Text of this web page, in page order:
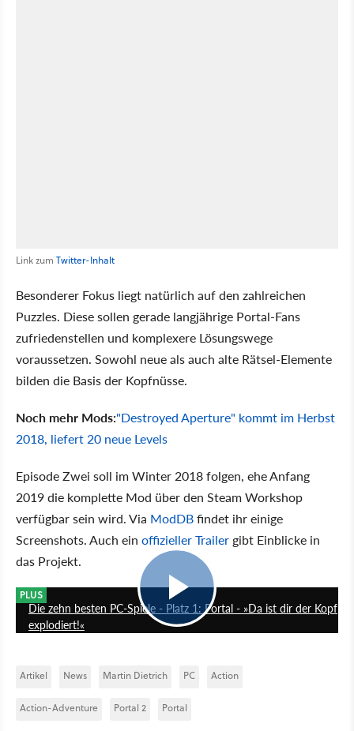
Link zum Twitter-Inhalt
Besonderer Fokus liegt natürlich auf den zahlreichen
Puzzles. Diese sollen gerade langjährige Portal-Fans
zufriedenstellen und komplexere Lösungswege
voraussetzen. Sowohl neue als auch alte Rätsel-Elemente
bilden die Basis der Kopfnüsse.
Noch mehr Mods:"Destroyed Aperture" kommt im Herbst
2018, liefert 20 neue Levels
Episode Zwei soll im Winter 2018 folgen, ehe Anfang
2019 die komplette Mod über den Steam Workshop
verfügbar sein wird. Via ModDBfindet ihr einige
Screenshots. Auch ein offizieller Trailer gibt Einblicke in
das Projekt.
PLUS
Die zehn besten PC-Spiele - Platz 1: Portal - »Da ist dir der Kopf
explodiert!«
Artikel News Martin Dietrich PC Action
Action-Adventure Portal 2 Portal